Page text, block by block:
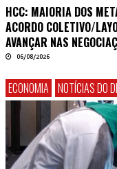
HCC: MAIORIA DOS
ACORDO COLETIVO/
AVANÇAR NAS
06/08/2026
ECONOMIA NOTÍCIAS DO